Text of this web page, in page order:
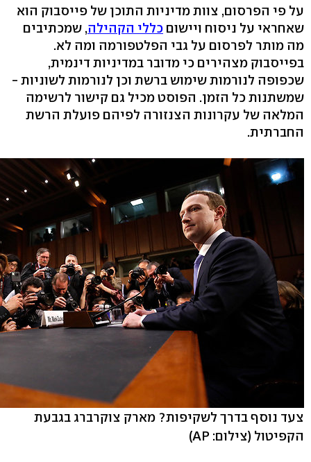
על פי הפרסום, צוות מדיניות התוכן של פייסבוק הוא
שאחראי על ניסוח ויישום כללי הקהילה, שמכתיבים
מה מותר לפרסום על גבי הפלטפורמה ומה לא.
בפייסבוק מצהירים כי מדובר במדיניות דינמית,
שכפופה לנורמות שימוש ברשת וכן לנורמות לשוניות -
שמשתנות כל הזמן. הפוסט מכיל גם קישור לרשימה
המלאה של עקרונות הצנזורה לפיהם פועלת הרשת
החברתית.
צעד נוסף בדרך לשקיפות? מארק צוקרברג בגבעת
הקפיטול (צילום: AP)